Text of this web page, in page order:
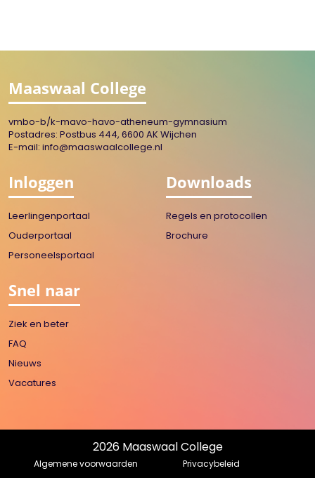
Maaswaal College
vmbo-b/k-mavo-havo-atheneum-gymnasium
Postadres: Postbus 444, 6600 AK Wijchen
E-mail: info@maaswaalcollege.nl
Inloggen
Leerlingenportaal
Ouderportaal
Personeelsportaal
Downloads
Regels en protocollen
Brochure
Snel naar
Ziek en beter
FAQ
Nieuws
Vacatures
2026 Maaswaal College
Algemene voorwaarden Privacybeleid